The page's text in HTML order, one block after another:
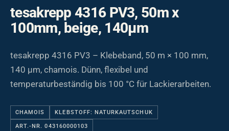
tesakrepp 4316 PV3, 50m x
100mm, beige, 140µm
tesakrepp 4316 PV3 – Klebeband, 50 m × 100 mm,
140 µm, chamois. Dünn, flexibel und
temperaturbeständig bis 100 °C für Lackierarbeiten.
CHAMOIS KLEBSTOFF: NATURKAUTSCHUK
ART.-NR. 043160000103